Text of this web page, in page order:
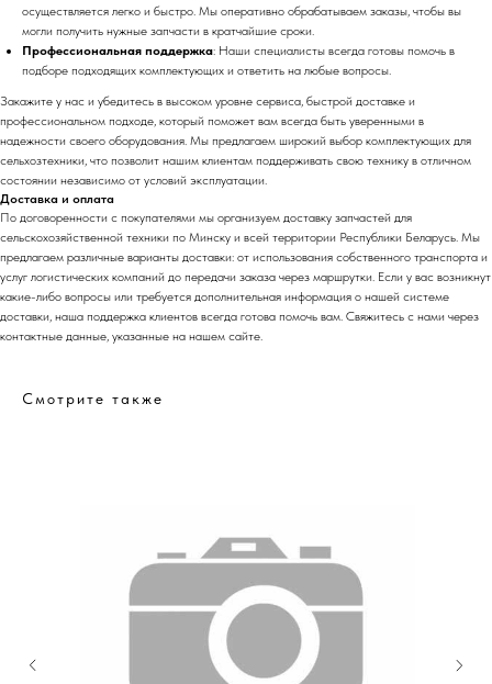
осуществляется легко и быстро. Мы оперативно обрабатываем заказы, чтобы вы
могли получить нужные запчасти в кратчайшие сроки.
Профессиональная поддержка: Наши специалисты всегда готовы помочь в
подборе подходящих комплектующих и ответить на любые вопросы.
Закажите у нас и убедитесь в высоком уровне сервиса, быстрой доставке и
профессиональном подходе, который поможет вам всегда быть уверенными в
надежности своего оборудования. Мы предлагаем широкий выбор комплектующих для
сельхозтехники, что позволит нашим клиентам поддерживать свою технику в отличном
состоянии независимо от условий эксплуатации.
Доставка и оплата
По договоренности с покупателями мы организуем доставку запчастей для
сельскохозяйственной техники по Минску и всей территории Республики Беларусь. Мы
предлагаем различные варианты доставки: от использования собственного транспорта и
услуг логистических компаний до передачи заказа через маршрутки. Если у вас возникнут
какие-либо вопросы или требуется дополнительная информация о нашей системе
доставки, наша поддержка клиентов всегда готова помочь вам. Свяжитесь с нами через
контактные данные, указанные на нашем сайте.
Смотрите также